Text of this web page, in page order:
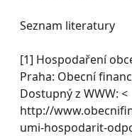
Seznam literatury
[1] Hospodaření
Praha: Obecní
Dostupný z WWW: <
http://
umi-hospodarit-